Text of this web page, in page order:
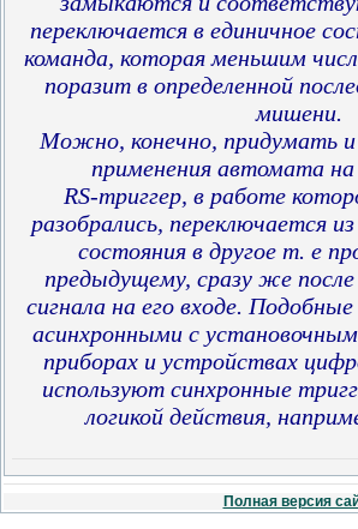
переключается в единичное
команда, которая меньшим
поразит в определенной
мишени.
Можно, конечно, придумать
применения автомата на
RS-триггер, в работе
разобрались, переключается
состояния в другое т. е
предыдущему, сразу же после
сигнала на его входе.
асинхронными с
приборах и устройствах
используют синхронные
логикой действия,
Полная версия